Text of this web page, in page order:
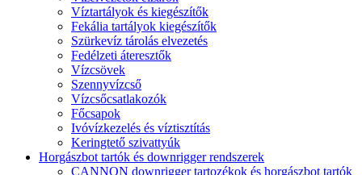
Víztartályok és kiegészítők
Fekália tartályok kiegészítők
Szürkevíz tárolás elvezetés
Fedélzeti áteresztők
Vízcsövek
Szennyvízcső
Vízcsőcsatlakozók
Főcsapok
Ivóvízkezelés és víztisztítás
Keringtető szivattyúk
Horgászbot tartók és downrigger rendszerek
CANNON downrigger tartozékok és horgászbot tartók